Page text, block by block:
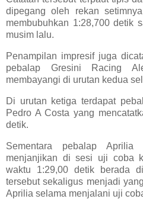
dipegang oleh rekan
membubuhkan 1:28,700 detik
musim lalu.
Penampilan impresif juga
pebalap Gresini Racing
membayangi di urutan kedua
Di urutan ketiga terdapat
Pedro A Costa yang
detik.
Sementara pebalap Aprilia
menjanjikan di sesi uji coba
waktu 1:29,00 detik berada
tersebut sekaligus menjadi
Aprilia selama menjalani uji